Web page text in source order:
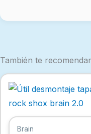
También te
Brain